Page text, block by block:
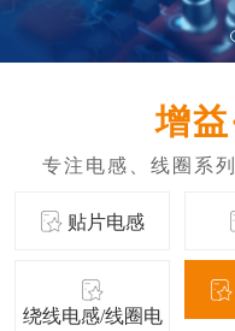
贴片电感
绕线电感/线圈电